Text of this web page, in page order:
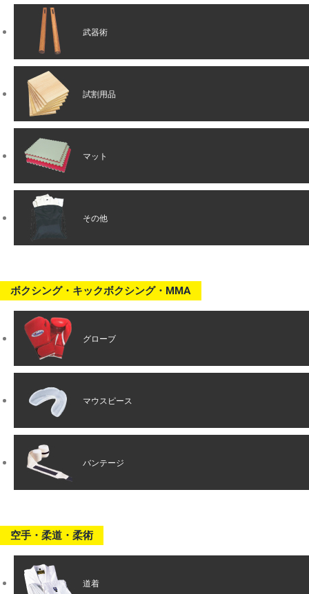
武器術
試割用品
マット
その他
ボクシング・キックボクシング・MMA
グローブ
マウスピース
バンテージ
空手・柔道・柔術
道着